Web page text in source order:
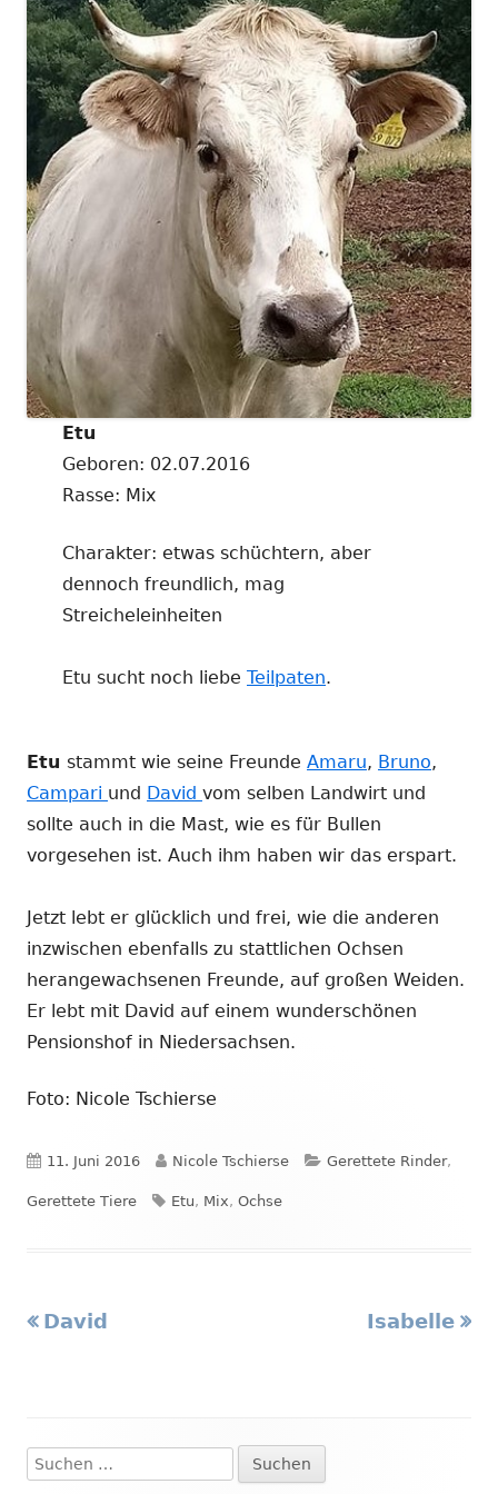
Etu
Geboren: 02.07.2016
Rasse: Mix
Charakter: etwas schüchtern, aber
dennoch freundlich, mag
Streicheleinheiten
Etu sucht noch liebe Teilpaten.
Etu stammt wie seine Freunde Amaru, Bruno,
Campari und David vom selben Landwirt und
sollte auch in die Mast, wie es für Bullen
vorgesehen ist. Auch ihm haben wir das erspart.
Jetzt lebt er glücklich und frei, wie die anderen
inzwischen ebenfalls zu stattlichen Ochsen
herangewachsenen Freunde, auf großen Weiden.
Er lebt mit David auf einem wunderschönen
Pensionshof in Niedersachsen.
Foto: Nicole Tschierse
Veröffentlicht
am
11. Juni 2016 Autor
Nicole Tschierse Kategorien
Gerettete Rinder,
Gerettete Tiere Schlagwörter
Etu, Mix, Ochse
Beitragsnavigation
Vorheriger
David
Nächster
Isabelle
Haupt-
Suchen
nach: